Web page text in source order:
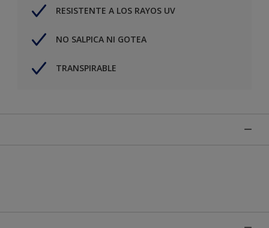
RESISTENTE A LOS RAYOS UV
NO SALPICA NI GOTEA
TRANSPIRABLE